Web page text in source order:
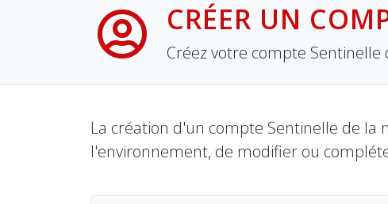
CRÉER UN
Créez votre compte
La création d'un compte Sentinelle de la
l'environnement, de modifier ou